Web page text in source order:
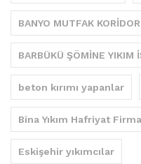
BANYO MUTFAK
BARBÜKÜ ŞÖMİNE YIKIM
beton kırımı yapanlar
Bina Yıkım Hafriyat
Eskişehir yıkımcılar